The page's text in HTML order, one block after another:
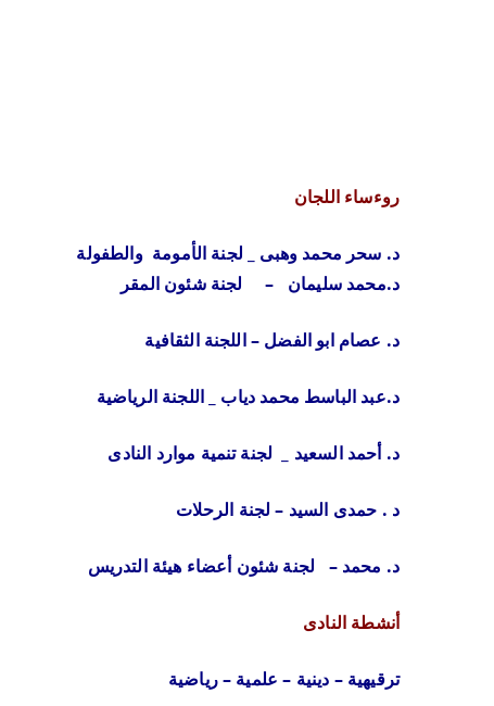
روءساء اللجان
د. سحر محمد وهبى _ لجنة الأمومة والطفولة
د.محمد سليمان – لجنة شئون المقر
د. عصام ابو الفضل – اللجنة الثقافية
د.عبد الباسط محمد دياب _ اللجنة الرياضية
د. أحمد السعيد _ لجنة تنمية موارد النادى
د . حمدى السيد – لجنة الرحلات
د. محمد – لجنة شئون أعضاء هيئة التدريس
أنشطة النادى
ترقيهية – دينية – علمية – رياضية